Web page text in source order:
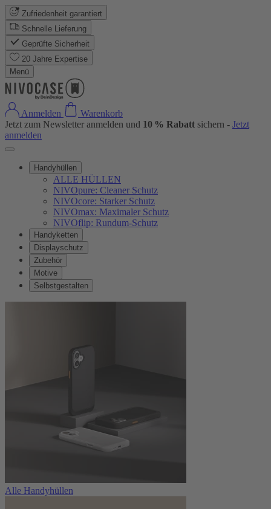
Zufriedenheit garantiert
Schnelle Lieferung
Geprüfte Sicherheit
20 Jahre Expertise
Menü
Anmelden
Warenkorb
Jetzt zum Newsletter anmelden und 10 % Rabatt sichern - Jetzt
anmelden
Handyhüllen
ALLE HÜLLEN
NIVOpure: Cleaner Schutz
NIVOcore: Starker Schutz
NIVOmax: Maximaler Schutz
NIVOflip: Rundum-Schutz
Handyketten
Displayschutz
Zubehör
Motive
Selbstgestalten
Alle Handyhüllen